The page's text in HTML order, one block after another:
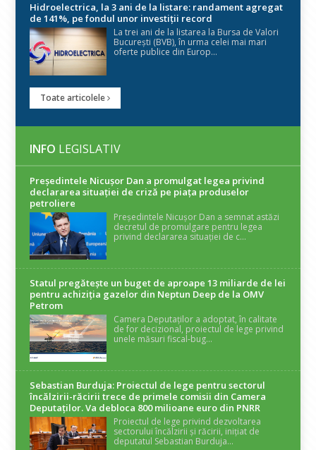
Hidroelectrica, la 3 ani de la listare: randament agregat
de 141%, pe fondul unor investiții record
La trei ani de la listarea la Bursa de Valori
București (BVB), în urma celei mai mari
oferte publice din Europ...
Toate articolele
INFO LEGISLATIV
Președintele Nicuşor Dan a promulgat legea privind
declararea situaţiei de criză pe piaţa produselor
petroliere
Președintele Nicușor Dan a semnat astăzi
decretul de promulgare pentru legea
privind declararea situației de c...
Statul pregătește un buget de aproape 13 miliarde de lei
pentru achiziția gazelor din Neptun Deep de la OMV
Petrom
Camera Deputaților a adoptat, în calitate
de for decizional, proiectul de lege privind
unele măsuri fiscal-bug...
Sebastian Burduja: Proiectul de lege pentru sectorul
încălzirii-răcirii trece de primele comisii din Camera
Deputaților. Va debloca 800 milioane euro din PNRR
Proiectul de lege privind dezvoltarea
sectorului încălzirii și răcirii, inițiat de
deputatul Sebastian Burduja...